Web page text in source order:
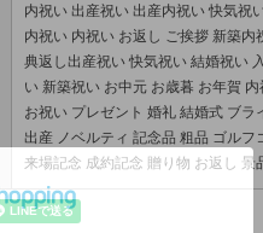
内祝い 出産祝い 出産内祝い 快気祝
内祝い 内祝い お返し ご挨拶 新築内
典返し出産祝い 快気祝い 結婚祝い
い 新築祝い お中元 お歳暮 お年賀 内
お祝い プレゼント 婚礼 結婚式 ブラ
出産 ノベルティ 記念品 粗品 ゴルフ
来場記念 成約記念 贈り物 お返し 景